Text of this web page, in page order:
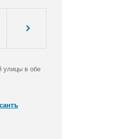
улицы в обе